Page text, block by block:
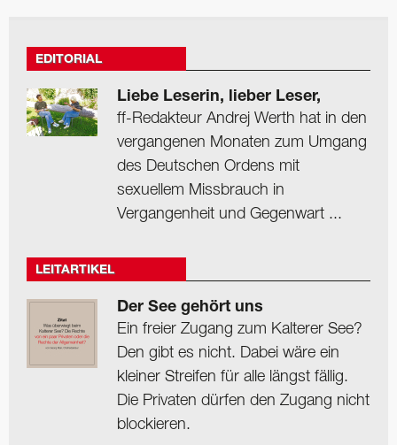
EDITORIAL
Liebe Leserin, lieber Leser,
ff-Redakteur Andrej Werth hat in den
vergangenen Monaten zum Umgang
des Deutschen Ordens mit
sexuellem Missbrauch in
Vergangenheit und Gegenwart ...
LEITARTIKEL
Der See gehört uns
Ein freier Zugang zum Kalterer See?
Den gibt es nicht. Dabei wäre ein
kleiner Streifen für alle längst fällig.
Die Privaten dürfen den Zugang nicht
blockieren.